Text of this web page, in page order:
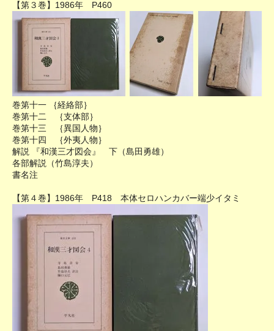
【第３巻】1986年 P460
巻第十一 ｛経絡部｝
巻第十二 ｛支体部｝
巻第十三 ｛異国人物｝
巻第十四 ｛外夷人物｝
解説 『和漢三才図会』 下（島田勇雄）
各部解説（竹島淳夫）
書名注
【第４巻】1986年 P418 本体セロハンカバー端少イタミ